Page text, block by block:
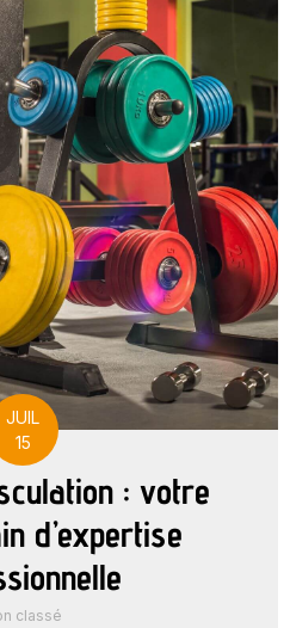
JUIL
15
: votre
d’expertise
classé